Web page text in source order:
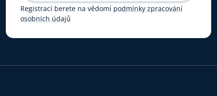
Registrací berete na vědomí podmínky zpracování
osobních údajů